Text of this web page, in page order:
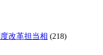
改革担当相 (218)